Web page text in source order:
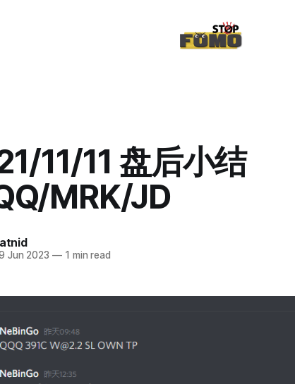
11/11 盘后小结
MRK/JD
Jun 2023 —1 min read